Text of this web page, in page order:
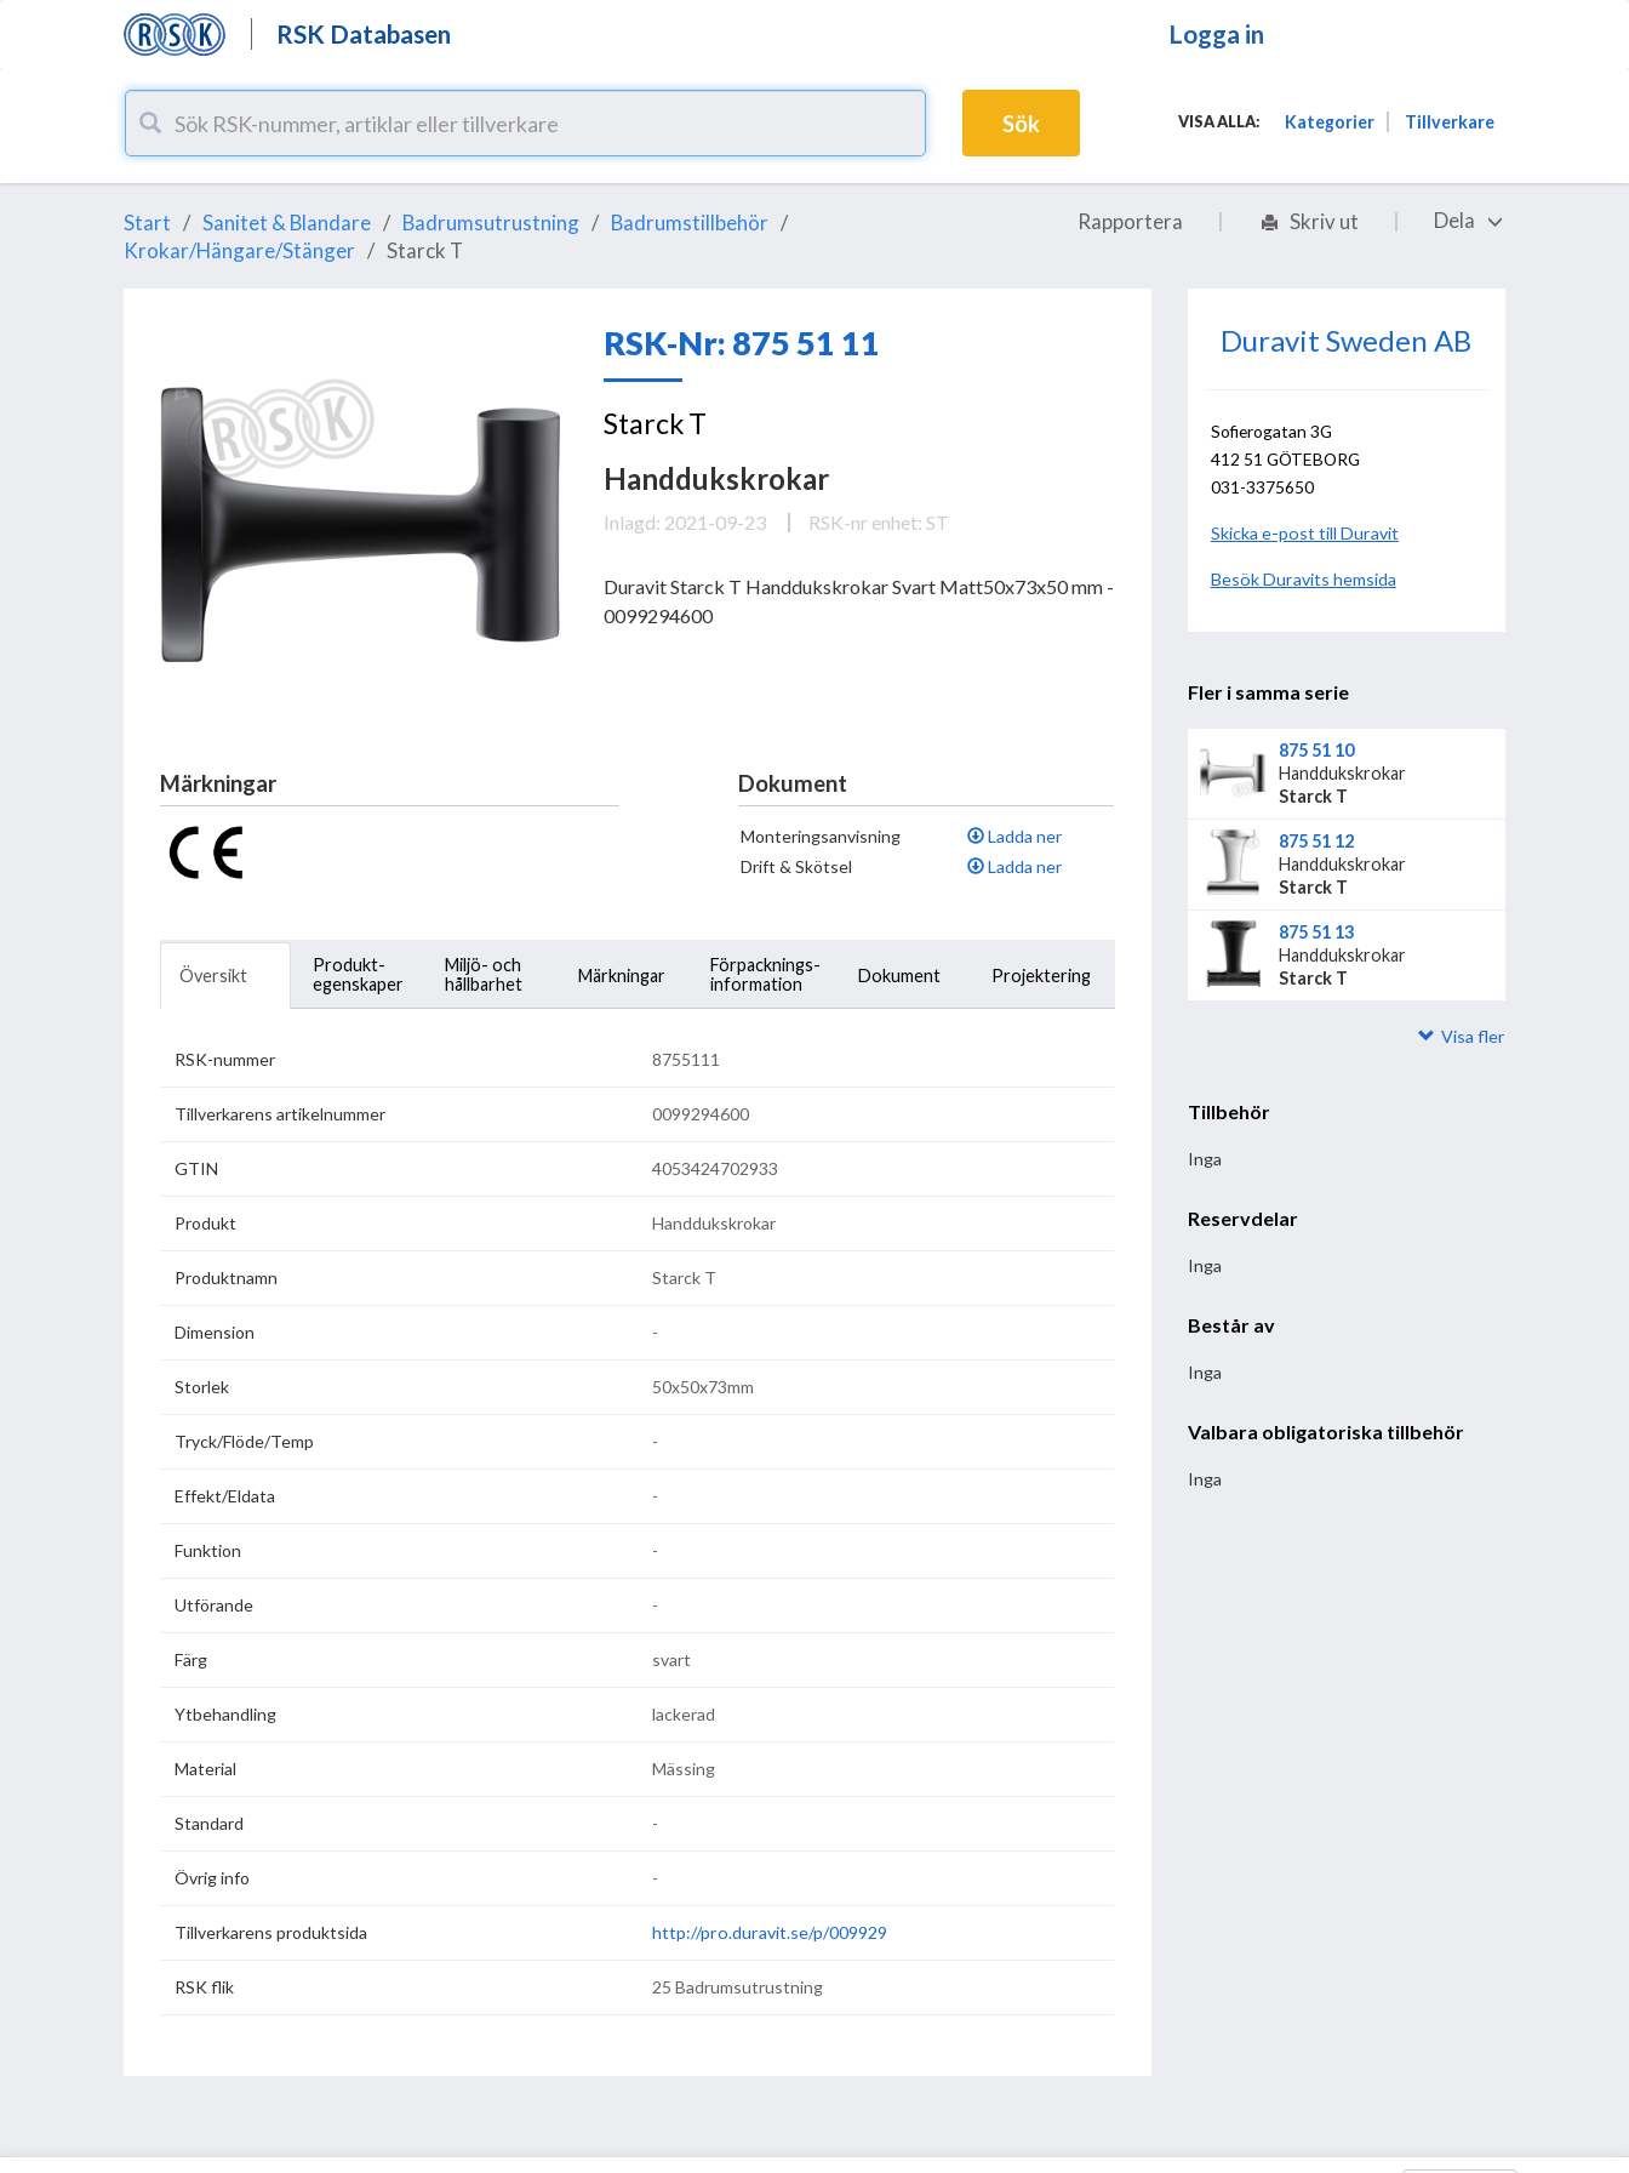
RSK Databasen Logga in
Sök VISA ALLA: Kategorier Tillverkare
Start Sanitet & Blandare Badrumsutrustning
Badrumstillbehör
Krokar/Hängare/Stänger
Starck T
Rapportera Skriv ut Dela
RSK-Nr: 875 51 11
Starck T
Handdukskrokar
Inlagd: 2021-09-23 RSK-nr enhet: ST
Duravit Starck T Handdukskrokar Svart Matt50x73x50 mm -
0099294600
Märkningar Dokument
Monteringsanvisning
Ladda ner
Drift & Skötsel
Ladda ner
Översikt
Produkt-
egenskaper
Miljö- och
hållbarhet
Märkningar
Förpacknings-
information
Dokument Projektering
RSK-nummer 8755111
Tillverkarens artikelnummer 0099294600
GTIN 4053424702933
Produkt Handdukskrokar
Produktnamn Starck T
Dimension -
Storlek 50x50x73mm
Tryck/Flöde/Temp -
Effekt/Eldata -
Funktion -
Utförande -
Färg svart
Ytbehandling lackerad
Material Mässing
Standard -
Övrig info -
Tillverkarens produktsida http://pro.duravit.se/p/009929
RSK flik 25 Badrumsutrustning
Duravit Sweden AB
Sofierogatan 3G
412 51 GÖTEBORG
031-3375650
Skicka e-post till Duravit
BesökDuravit hemsida
Fler i samma serie
875 51 10
Handdukskrokar
Starck T
875 51 12
Handdukskrokar
Starck T
875 51 13
Handdukskrokar
Starck T
Visa fler
Tillbehör
Inga
Reservdelar
Inga
Består av
Inga
Valbara obligatoriska tillbehör
Inga